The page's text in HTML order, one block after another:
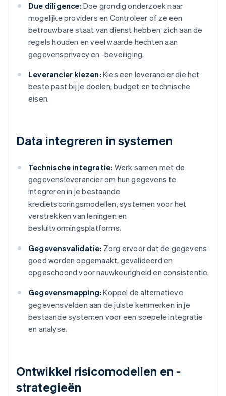
Due diligence: Doe grondig onderzoek naar
mogelijke providers en Controleer of ze een
betrouwbare staat van dienst hebben, zich aan de
regels houden en veel waarde hechten aan
gegevensprivacy en -beveiliging.
Leverancier kiezen: Kies een leverancier die het
beste past bij je doelen, budget en technische
eisen.
Data integreren in systemen
Technische integratie: Werk samen met de
gegevensleverancier om hun gegevens te
integreren in je bestaande
kredietscoringsmodellen, systemen voor het
verstrekken van leningen en
besluitvormingsplatforms.
Gegevensvalidatie: Zorg ervoor dat de gegevens
goed worden opgemaakt, gevalideerd en
opgeschoond voor nauwkeurigheid en consistentie.
Gegevensmapping: Koppel de alternatieve
gegevensvelden aan de juiste kenmerken in je
bestaande systemen voor een soepele integratie
en analyse.
Ontwikkel risicomodellen en -
strategieën